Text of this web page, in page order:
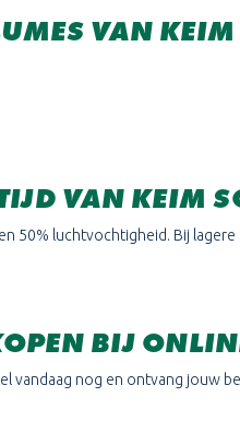
VAN
VAN KEIM
en 50% luchtvochtigheid. Bij
BIJ
vandaag nog en ontvang jouw